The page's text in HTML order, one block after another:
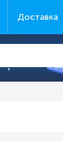
Доставка